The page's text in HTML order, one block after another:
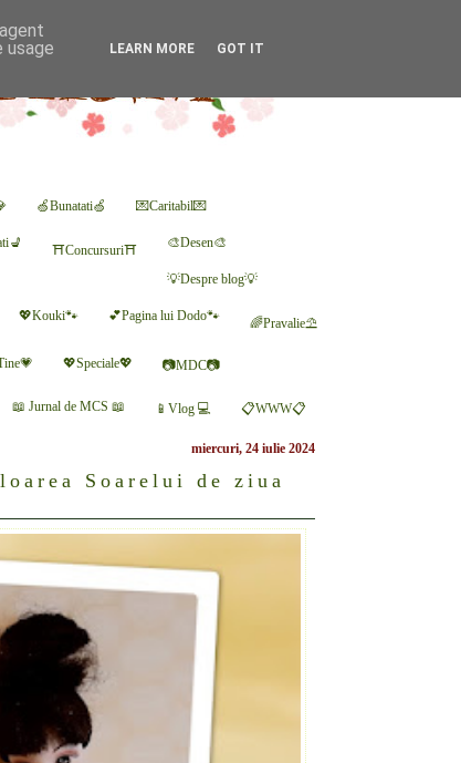
🍏Bunatati🍏 💌Caritabil💌
⛩Concursuri⛩ 🎨Desen🎨
💡Despre blog💡
💖Kouki🐾 💕Pagina lui Dodo🐾 🌈Pravalie⛱
💖Speciale💖 📷MDC📷
📖 Jurnal de MCS 📖 📱Vlog 💻 📋WWW📋
miercuri, 24 iulie 2024
Soarelui de ziua
usage
LEARN MORE GOT IT